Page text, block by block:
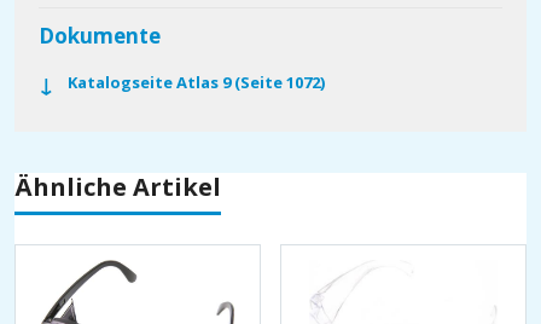
Dokumente
Katalogseite Atlas 9 (Seite 1072)
Ähnliche Artikel